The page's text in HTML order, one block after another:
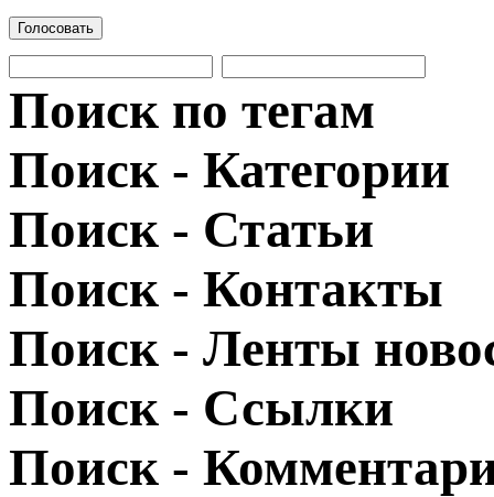
Голосовать
Поиск по тегам
Поиск - Категории
Поиск - Статьи
Поиск - Контакты
Поиск - Ленты
Поиск - Ссылки
Поиск -